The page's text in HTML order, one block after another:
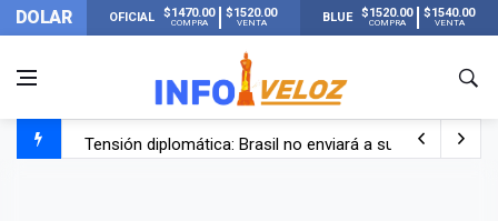
DOLAR OFICIAL $1470.00
COMPRA
$1520.00
VENTA BLUE $1520.00
COMPRA
$1540.00
VENTA
Tensión diplomática: Brasil no enviará a su embajador